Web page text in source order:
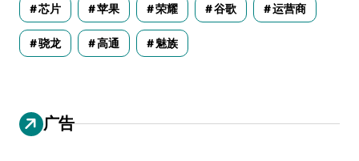
芯片 苹果 荣耀 谷歌 运营商
骁龙 高通 魅族
广告